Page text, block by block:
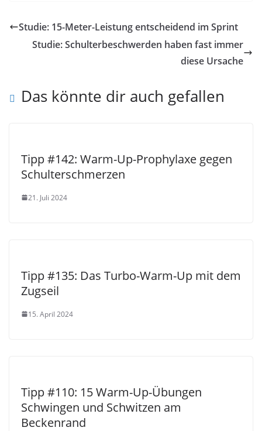
Studie: 15-Meter-Leistung entscheidend im Sprint
Studie: Schulterbeschwerden haben fast immer
diese Ursache
Das könnte dir auch gefallen
Tipp #142: Warm-Up-Prophylaxe gegen
Schulterschmerzen
21. Juli 2024
Tipp #135: Das Turbo-Warm-Up mit dem
Zugseil
15. April 2024
Tipp #110: 15 Warm-Up-Übungen
Schwingen und Schwitzen am
Beckenrand